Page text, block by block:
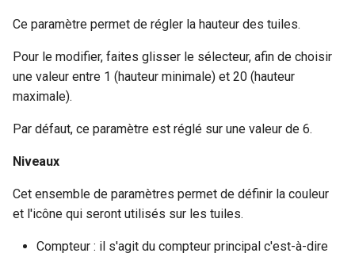
Ce paramètre permet de régler la hauteur des tuiles.
Pour le modifier, faites glisser le sélecteur, afin de choisir
une valeur entre 1 (hauteur minimale) et 20 (hauteur
maximale).
Par défaut, ce paramètre est réglé sur une valeur de 6.
Niveaux
Cet ensemble de paramètres permet de définir la couleur
et l'icône qui seront utilisés sur les tuiles.
Compteur : il s'agit du compteur principal c'est-à-dire